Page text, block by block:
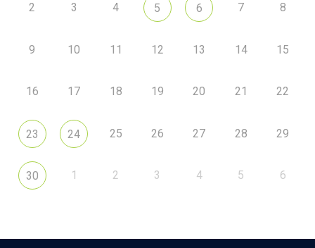
2 3 4 5 6 7 8
9 10 11 12 13 14 15
16 17 18 19 20 21 22
23 24 25 26 27 28 29
30 1 2 3 4 5 6